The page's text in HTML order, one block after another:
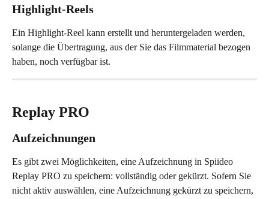
Highlight-Reels
Ein Highlight-Reel kann erstellt und heruntergeladen werden,
solange die Übertragung, aus der Sie das Filmmaterial bezogen
haben, noch verfügbar ist.
Replay PRO
Aufzeichnungen
Es gibt zwei Möglichkeiten, eine Aufzeichnung in Spiideo
Replay PRO zu speichern: vollständig oder gekürzt. Sofern Sie
nicht aktiv auswählen, eine Aufzeichnung gekürzt zu speichern,